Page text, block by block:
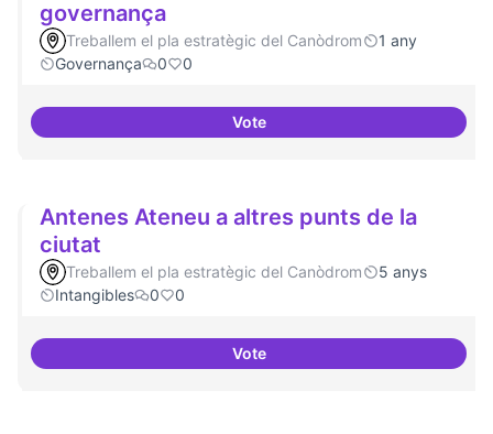
governança
Treballem el pla estratègic del Canòdrom
1 any
Governança
0 0
VoteActividades vinculadas a la
Antenes Ateneu a altres punts de la
ciutat
Treballem el pla estratègic del Canòdrom
5 anys
Intangibles
0 0
VoteAntenes Ateneu a altres punts